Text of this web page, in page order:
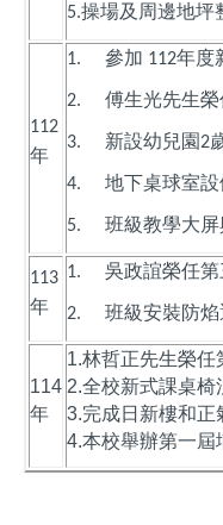
5.操場及周邊地坪
112
年
1. 參加 112年度
2. 傅生光先生
3. 新設幼兒園2
4. 地下桌球室
5. 班級教學大
113
年
1. 吳政誼榮任
2. 班級安裝防
114
年
1.林哲正先生榮
2.全校新式課桌椅
3.完成日新樓和正
4.本校舉辦第一屆